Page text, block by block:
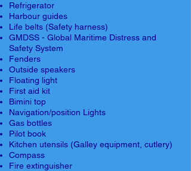
Refrigerator
Harbour guides
Life belts (Safety harness)
GMDSS - Global Maritime Distress and
Safety System
Fenders
Outside speakers
Floating light
First aid kit
Bimini top
Navigation/position Lights
Gas bottles
Pilot book
Kitchen utensils (Galley equipment, cutlery)
Compass
Fire extinguisher